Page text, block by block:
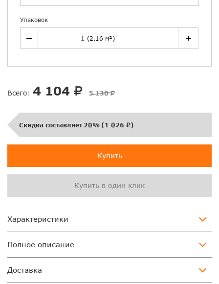
Упаковок
Всего: 4 104 5 130
Скидка составляет 20% (1 026 )
Купить
Купить в один клик
Характеристики
Полное описание
Доставка